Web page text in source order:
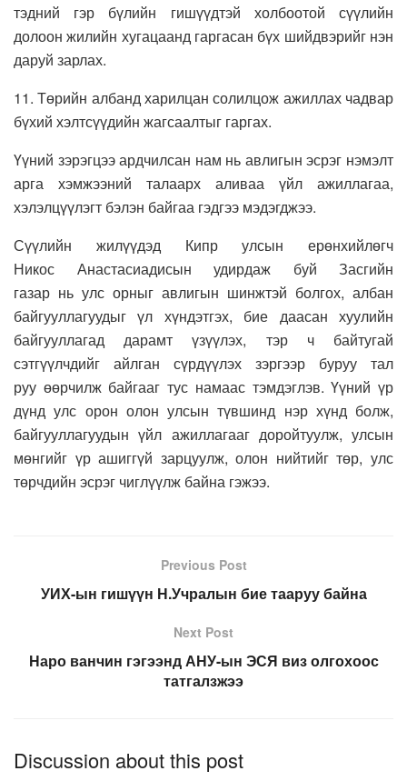
тэдний гэр бүлийн гишүүдтэй холбоотой сүүлийн
долоон жилийн хугацаанд гаргасан бүх шийдвэрийг нэн
даруй зарлах.
11. Төрийн албанд харилцан солилцож ажиллах чадвар
бүхий хэлтсүүдийн жагсаалтыг гаргах.
Үүний зэрэгцээ ардчилсан нам нь авлигын эсрэг нэмэлт
арга хэмжээний талаарх аливаа үйл ажиллагаа,
хэлэлцүүлэгт бэлэн байгаа гэдгээ мэдэгджээ.
Сүүлийн жилүүдэд Кипр улсын ерөнхийлөгч
Никос Анастасиадисын удирдаж буй Засгийн
газар нь улс орныг авлигын шинжтэй болгох, албан
байгууллагуудыг үл хүндэтгэх, бие даасан хуулийн
байгууллагад дарамт үзүүлэх, тэр ч байтугай
сэтгүүлчдийг айлган сүрдүүлэх зэргээр буруу тал
руу өөрчилж байгааг тус намаас тэмдэглэв. Үүний үр
дүнд улс орон олон улсын түвшинд нэр хүнд болж,
байгууллагуудын үйл ажиллагааг доройтуулж, улсын
мөнгийг үр ашиггүй зарцуулж, олон нийтийг төр, улс
төрчдийн эсрэг чиглүүлж байна гэжээ.
Previous Post
УИХ-ын гишүүн Н.Учралын бие тааруу байна
Next Post
Наро ванчин гэгээнд АНУ-ын ЭСЯ виз олгохоос
татгалзжээ
Discussion about this post